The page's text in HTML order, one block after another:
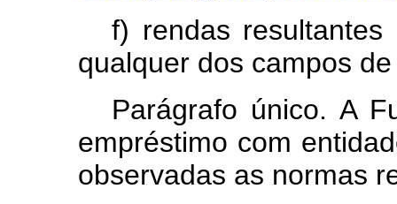
f) rendas
qualquer dos campos
Parágrafo único. A
empréstimo com
observadas as normas